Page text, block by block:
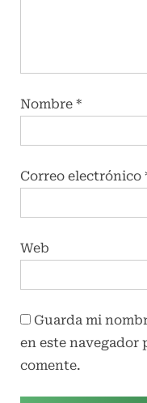
Nombre *
Correo electrónico
Web
Guarda mi
en este navegador
comente.